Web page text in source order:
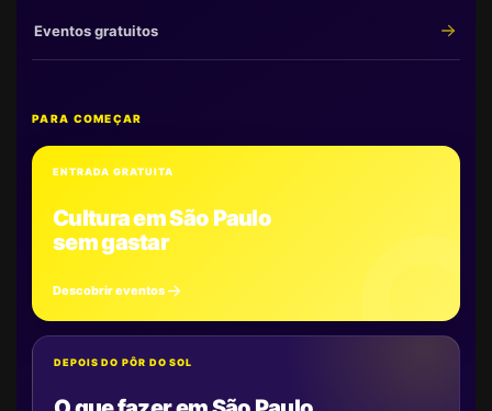
Eventos gratuitos
PARA COMEÇAR
ENTRADA GRATUITA
Cultura em São Paulo
sem gastar
Descobrir eventos
DEPOIS DO PÔR DO SOL